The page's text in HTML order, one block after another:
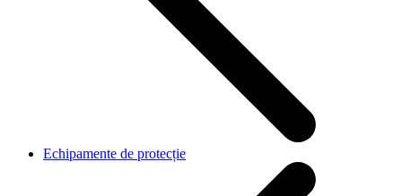
Echipamente de protecție